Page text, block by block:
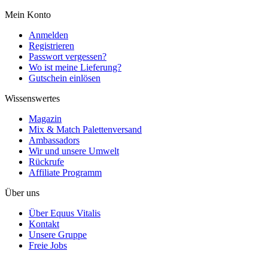
Mein Konto
Anmelden
Registrieren
Passwort vergessen?
Wo ist meine Lieferung?
Gutschein einlösen
Wissenswertes
Magazin
Mix & Match Palettenversand
Ambassadors
Wir und unsere Umwelt
Rückrufe
Affiliate Programm
Über uns
Über Equus Vitalis
Kontakt
Unsere Gruppe
Freie Jobs